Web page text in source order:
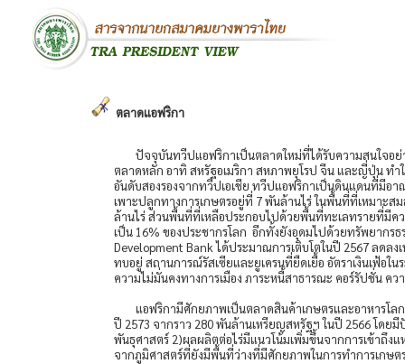
ตลาดแอฟริกา
ปัจจุบันทวีปแอฟริกาเป็นตลาดใหม่ที่ได้รับความสนใจอ
ตลาดหลัก อาทิ สหรัฐอเมริกา สหภาพยุโรป จีน และญี่ปุ่น ท
อันดับสองรองจากทวีปเอเชีย ทวีปแอฟริกาเป็นดินแดนที่มีอ
เพาะปลูกทางการเกษตรอยู่ที่ 7 พันล้านไร่ ในพื้นที่ที่เหมาะ
ล้านไร่ ส่วนพื้นที่ที่เหลือประกอบไปด้วยพื้นที่ทะเลทรายที่มีค
เป็น 16% ของประชากรโลก อีกทั้งยังอุดมไปด้วยทรัพยาก
Development Bank ได้ประมาณการเติบโตในปี 2567 ลดล
ทบอยู่ สถานการณ์รัสเซียและยูเครนที่ยืดเยื้อ อัตราเงินเฟ้อใ
ความไม่มั่นคงทางการเมือง ภาระหนี้สาธารณะ คอร์รัปชั่น
แอฟริกามีศักยภาพเป็นตลาดสินค้าเกษตรและอาหารโ
ปี 2573 จากราว 280 พันล้านเหรียญสหรัฐฯ ในปี 2566 โด
พันธุศาสตร์ 2)ผลผลิตต่อไร่มีแนวโน้มเพิ่มขึ้นจากการเข้าถึ
จากภูมิศาสตร์ที่ยังมีพื้นที่ว่างที่มีศักยภาพในการทำการเกษ